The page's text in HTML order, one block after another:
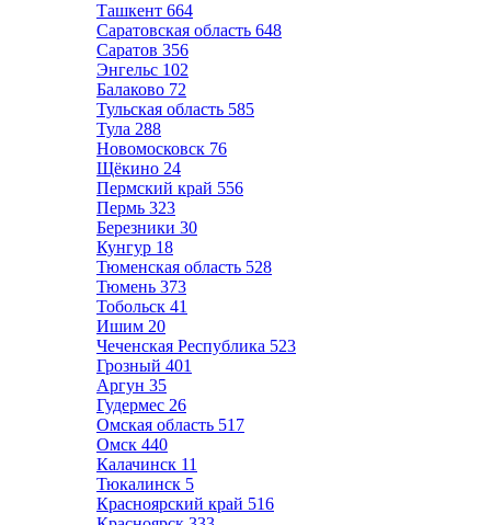
Ташкент 664
Саратовская область 648
Саратов 356
Энгельс 102
Балаково 72
Тульская область 585
Тула 288
Новомосковск 76
Щёкино 24
Пермский край 556
Пермь 323
Березники 30
Кунгур 18
Тюменская область 528
Тюмень 373
Тобольск 41
Ишим 20
Чеченская Республика 523
Грозный 401
Аргун 35
Гудермес 26
Омская область 517
Омск 440
Калачинск 11
Тюкалинск 5
Красноярский край 516